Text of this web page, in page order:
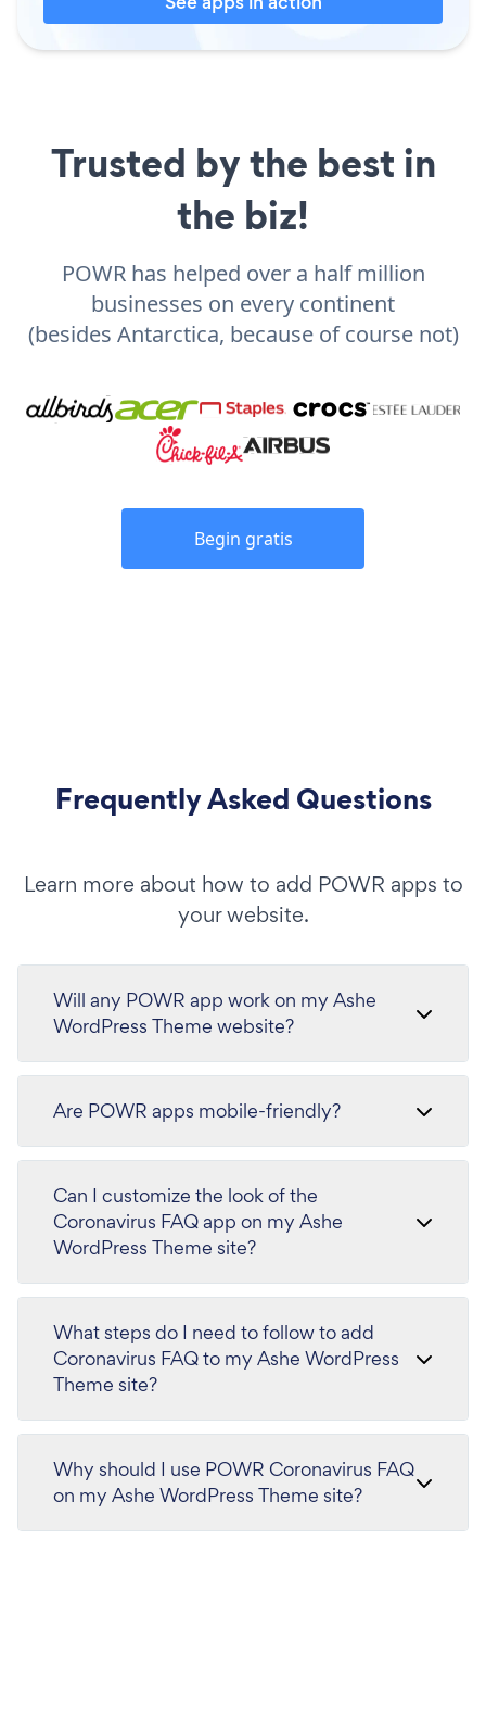
Trusted by the best in
the biz!
POWR has helped over a half million
businesses on every continent
(besides Antarctica, because of course not)
Begin gratis
Frequently Asked Questions
Learn more about how to add POWR apps to
your website.
Will any POWR app work on my Ashe
WordPress Theme website?
Are POWR apps mobile-friendly?
Can I customize the look of the
Coronavirus FAQ app on my Ashe
WordPress Theme site?
What steps do I need to follow to add
Coronavirus FAQ to my Ashe WordPress
Theme site?
Why should I use POWR Coronavirus FAQ
on my Ashe WordPress Theme site?